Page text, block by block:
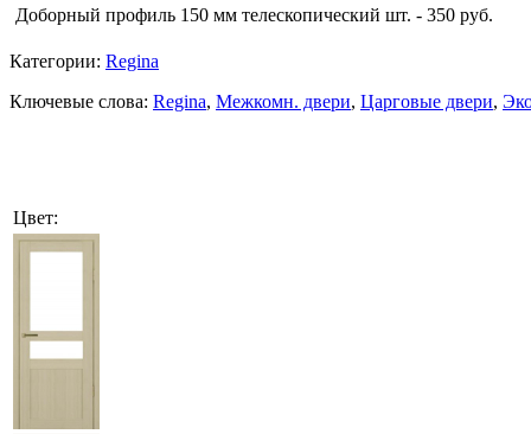
Доборный профиль 150 мм телескопический шт. - 350 руб.
Категории: Regina
Ключевые слова: Regina, Межкомн. двери, Царговые двери,
Цвет: